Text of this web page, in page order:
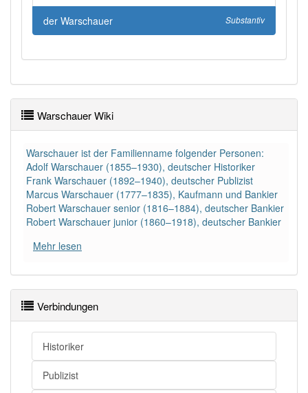
Wörter mit Endung
aber mit einem
anderen Artikelder: 0
korrekt erraten.
der Warschauer Substantiv
Warschauer Wiki
Warschauer ist der Familienname folgender Personen:
Adolf Warschauer (1855–1930), deutscher Historiker
Frank Warschauer (1892–1940), deutscher Publizist
Marcus Warschauer (1777–1835), Kaufmann und Bankier
Robert Warschauer senior (1816–1884), deutscher Bankier
Robert Warschauer junior (1860–1918), deutscher Bankier
Mehr lesen
Verbindungen
Historiker
Publizist